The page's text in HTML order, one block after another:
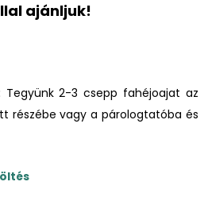
ajánljuk!
Tegyünk 2-3 csepp fahéjoajat az
részébe vagy a párologtatóba és